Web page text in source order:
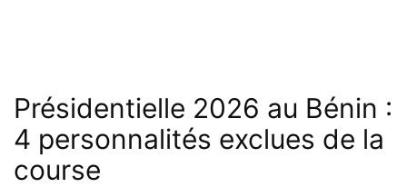
Présidentielle 2026 au Bénin :
4 personnalités exclues de la
course